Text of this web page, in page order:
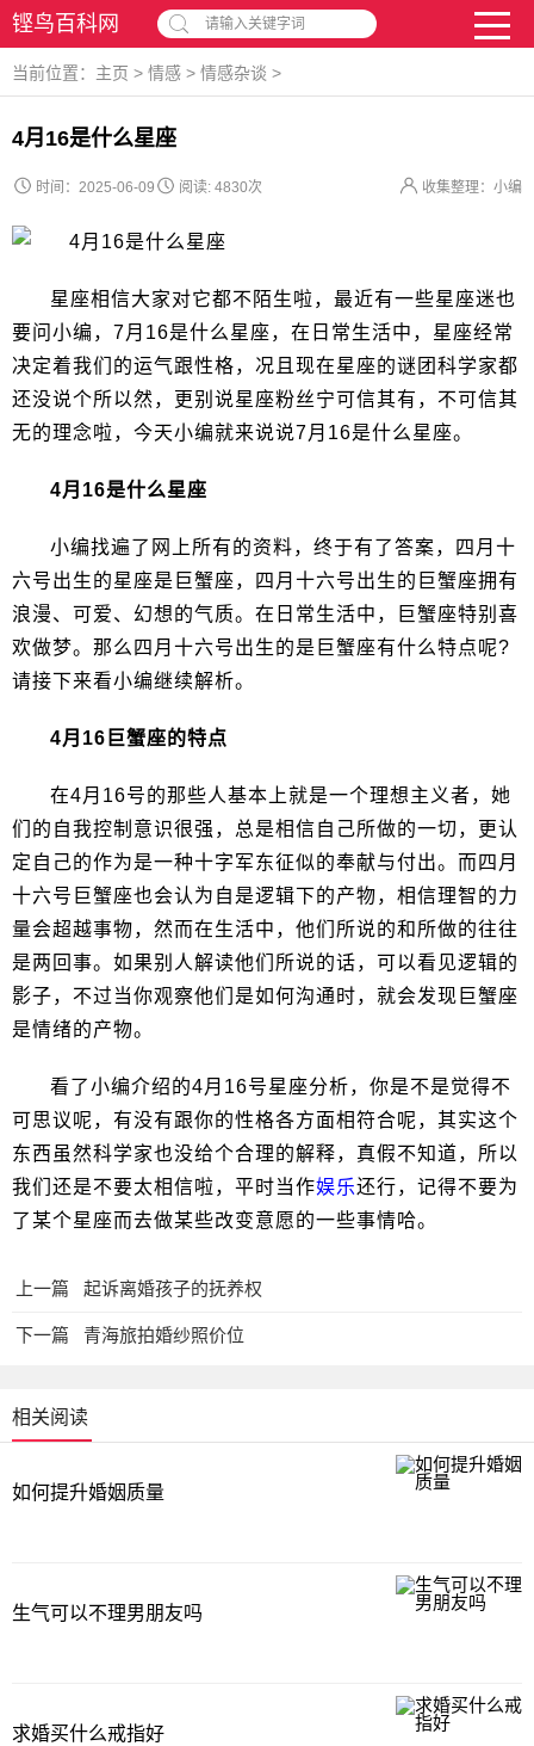
铿鸟百科网 请输入关键字词
当前位置： 主页 > 情感 > 情感杂谈 >
4月16是什么星座
时间：2025-06-09 收集整理：小编
阅读: 4830次
星座相信大家对它都不陌生啦，最近有一些星座迷也
要问小编，7月16是什么星座，在日常生活中，星座经常
决定着我们的运气跟性格，况且现在星座的谜团科学家都
还没说个所以然，更别说星座粉丝宁可信其有，不可信其
无的理念啦，今天小编就来说说7月16是什么星座。
4月16是什么星座
小编找遍了网上所有的资料，终于有了答案，四月十
六号出生的星座是巨蟹座，四月十六号出生的巨蟹座拥有
浪漫、可爱、幻想的气质。在日常生活中，巨蟹座特别喜
欢做梦。那么四月十六号出生的是巨蟹座有什么特点呢?
请接下来看小编继续解析。
4月16巨蟹座的特点
在4月16号的那些人基本上就是一个理想主义者，她
们的自我控制意识很强，总是相信自己所做的一切，更认
定自己的作为是一种十字军东征似的奉献与付出。而四月
十六号巨蟹座也会认为自是逻辑下的产物，相信理智的力
量会超越事物，然而在生活中，他们所说的和所做的往往
是两回事。如果别人解读他们所说的话，可以看见逻辑的
影子，不过当你观察他们是如何沟通时，就会发现巨蟹座
是情绪的产物。
看了小编介绍的4月16号星座分析，你是不是觉得不
可思议呢，有没有跟你的性格各方面相符合呢，其实这个
东西虽然科学家也没给个合理的解释，真假不知道，所以
我们还是不要太相信啦，平时当作娱乐还行，记得不要为
了某个星座而去做某些改变意愿的一些事情哈。
上一篇 起诉离婚孩子的抚养权
下一篇 青海旅拍婚纱照价位
相关阅读
如何提升婚姻质量
生气可以不理男朋友吗
求婚买什么戒指好